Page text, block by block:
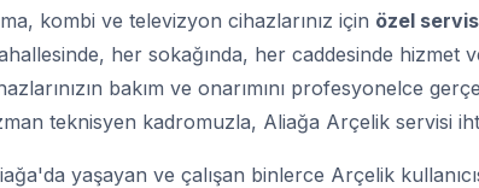
kombi ve televizyon cihazlarınız için özel servis
her sokağında, her caddesinde
bakım ve onarımını profesyonelce
teknisyen kadromuzla, Aliağa Arçelik servisi
yaşayan ve çalışan binlerce Arçelik